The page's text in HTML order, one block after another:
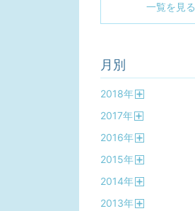
一覧を見る
月別
2018年
2017年
2016年
2015年
2014年
2013年